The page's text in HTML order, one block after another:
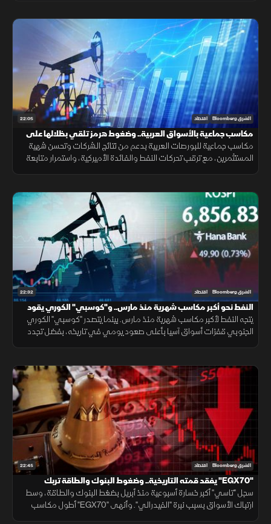
22:05 الشرق Bloomberg اقتصاد
مكاسب جماعية بالأسواق العربية.. وضغوط هرمز تلقي بظلالها على
الطاقة
مكاسب جماعية للبورصات العربية بدعم من نتائج الشركات وتحسن شهية
المستثمرين، مع ترقب تحركات النفط والفائدة الأميركية، واستمرار متابعة
22:32 الشرق Bloomberg اقتصاد
النفط نحو أكبر مكاسب شهرية منذ مارس.. و"كوسبي" الكوري يقود
مكاسب آسيا
يتجه النفط لأكبر مكاسب شهرية منذ مارس. بينما يتصدر "كوسبي" الكوري
الجنوبي قفزات أسواق آسيا بأعلى صعود يومي في تاريخه، بفضل تجدد
22:45 الشرق Bloomberg اقتصاد
"EGX70" يفقد قمته التاريخية.. وضغوط البنوك والطاقة تربك
"تاسي"
سجل "تاسي" أكبر خسارة أسبوعية منذ أبريل بضغط البنوك والطاقة، وسط
ارتباك الأسواق بسبب نبرة "الفيدرالي". وأنهى "EGX70" أطول مكاسب